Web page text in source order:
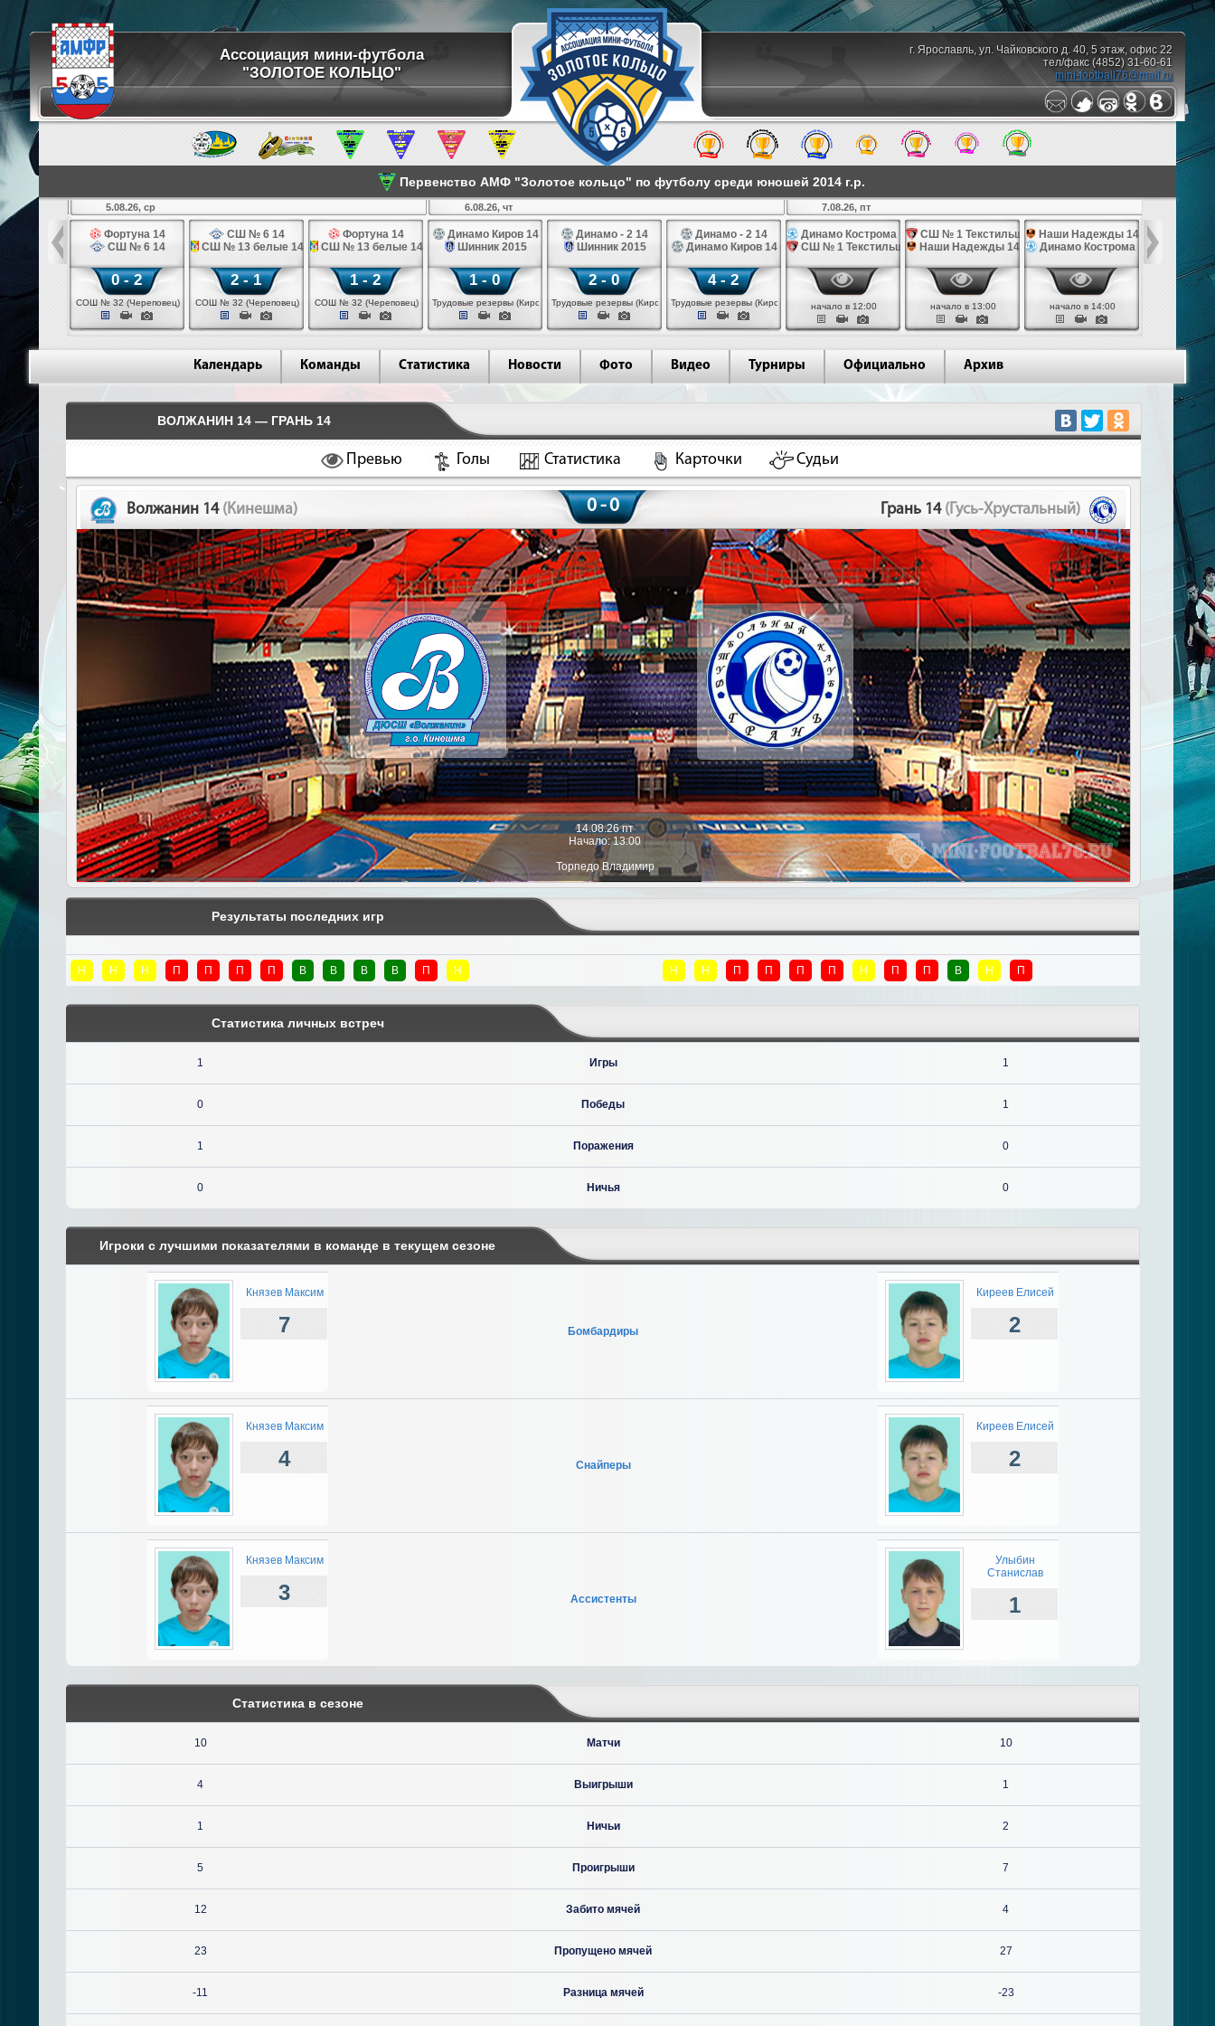
Ассоциация мини-футбола
"ЗОЛОТОЕ КОЛЬЦО"
г. Ярославль, ул. Чайковского д. 40, 5 этаж, офис 22
тел/факс (4852) 31-60-61
mini-football76@mail.ru
Первенство АМФ "Золотое кольцо" по футболу среди юношей 2014 г.р.
14
5.08.26, ср
Фортуна 14
СШ № 6 14
0 - 2
СОШ № 32 (Череповец)
СШ № 6 14
СШ № 13 белые 14
2 - 1
СОШ № 32 (Череповец)
Фортуна 14
СШ № 13 белые 14
1 - 2
СОШ № 32 (Череповец)
6.08.26, чт
Динамо Киров 14
Шинник 2015
1 - 0
Трудовые резервы (Киров)
Динамо - 2 14
Шинник 2015
2 - 0
Трудовые резервы (Киров)
Динамо - 2 14
Динамо Киров 14
4 - 2
Трудовые резервы (Киров)
7.08.26, пт
Динамо Кострома 14
СШ № 1 Текстильщик 14
начало в 12:00
СШ № 1 Текстильщик 14
Наши Надежды 14
начало в 13:00
Наши Надежды 14
Динамо Кострома 14
начало в 14:00
СШ им.
Календарь Команды Статистика Новости Фото Видео Турниры Официально Архив
ВОЛЖАНИН 14 — ГРАНЬ 14
Превью Голы Статистика Карточки Судьи
Волжанин 14 (Кинешма) 0 - 0 Грань 14 (Гусь-Хрустальный)
14.08.26 пт
Начало: 13:00
Торпедо Владимир
Результаты последних игр
Н Н Н П П П П В В В В П Н Н Н П П П П Н П П В Н П
Статистика личных встреч
1 Игры 1
0 Победы 1
1 Поражения 0
0 Ничья 0
Игроки с лучшими показателями в команде в текущем сезоне
Князев Максим
7 Бомбардиры
Киреев Елисей
2
Князев Максим
4 Снайперы
Киреев Елисей
2
Князев Максим
3 Ассистенты
Улыбин
Станислав
1
Статистика в сезоне
10 Матчи 10
4 Выигрыши 1
1 Ничьи 2
5 Проигрыши 7
12 Забито мячей 4
23 Пропущено мячей 27
-11 Разница мячей -23